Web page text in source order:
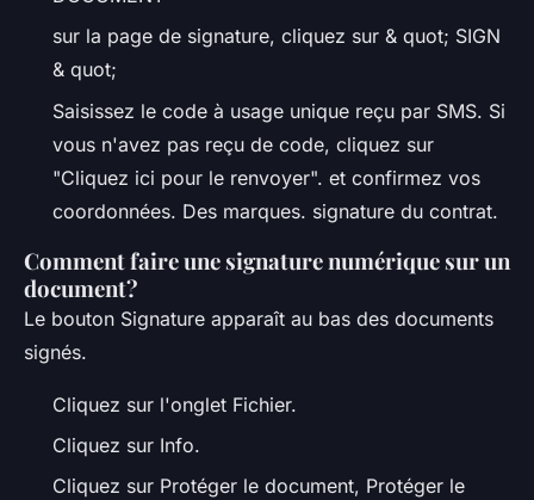
sur la page de signature, cliquez sur & quot; SIGN
& quot;
Saisissez le code à usage unique reçu par SMS. Si
vous n'avez pas reçu de code, cliquez sur
"Cliquez ici pour le renvoyer". et confirmez vos
coordonnées. Des marques. signature du contrat.
Comment faire une signature numérique sur un
document?
Le bouton Signature apparaît au bas des documents
signés.
Cliquez sur l'onglet Fichier.
Cliquez sur Info.
Cliquez sur Protéger le document, Protéger le